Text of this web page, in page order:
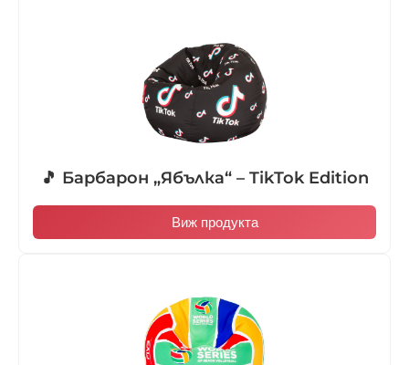
🎵 Барбарон „Ябълка“ – TikTok Edition
Виж продукта